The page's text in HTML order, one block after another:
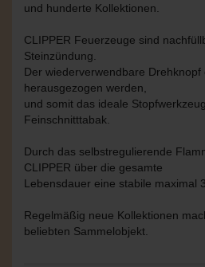
und hunderte Kollektionen.
CLIPPER Feuerzeuge sind
Steinzündung.
Der wiederverwendbare Drehknopf
herausgezogen werden,
und somit das ideale
Feinschnitttabak.
Durch das selbstregulierende
CLIPPER über die gesamte
Lebensdauer eine stabile maximal
Regelmäßig neue Kollektionen
beliebten Sammelobjekt.